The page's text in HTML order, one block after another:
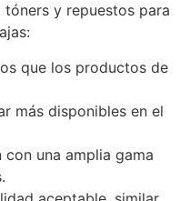
y repuestos para
que los productos de
más disponibles en el
con una amplia gama